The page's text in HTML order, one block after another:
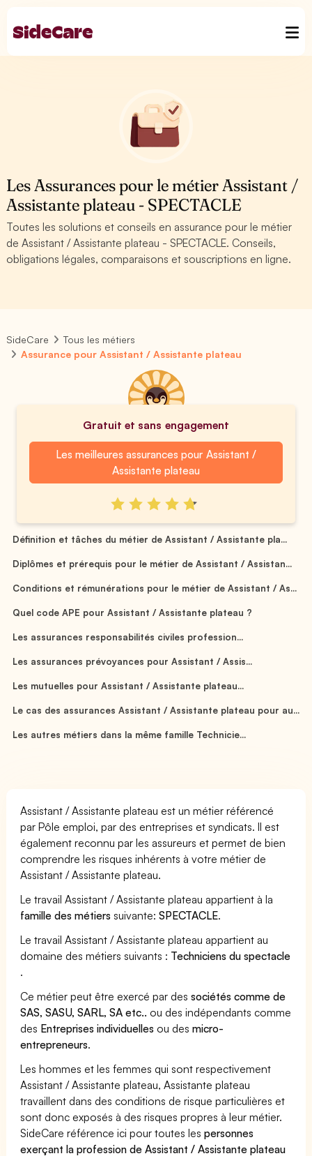
Les Assurances pour le métier Assistant /
Assistante plateau - SPECTACLE
Toutes les solutions et conseils en assurance pour le métier
de Assistant / Assistante plateau - SPECTACLE. Conseils,
obligations légales, comparaisons et souscriptions en ligne.
SideCare
Tous les métiers
Assurance pour Assistant / Assistante plateau
Gratuit et sans engagement
Les meilleures assurances pour Assistant /
Assistante plateau
Définition et tâches du métier de Assistant / Assistante pla...
Diplômes et prérequis pour le métier de Assistant / Assistan...
Conditions et rémunérations pour le métier de Assistant / As...
Quel code APE pour Assistant / Assistante plateau ?
Les assurances responsabilités civiles profession...
Les assurances prévoyances pour Assistant / Assis...
Les mutuelles pour Assistant / Assistante plateau...
Le cas des assurances Assistant / Assistante plateau pour au...
Les autres métiers dans la même famille Technicie...
Assistant / Assistante plateau est un métier référencé
par Pôle emploi, par des entreprises et syndicats. Il est
également reconnu par les assureurs et permet de bien
comprendre les risques inhérents à votre métier de
Assistant / Assistante plateau.
Le travail Assistant / Assistante plateau appartient à la
famille des métiers suivante:SPECTACLE.
Le travail Assistant / Assistante plateau appartient au
domaine des métiers suivants : Techniciens du spectacle
.
Ce métier peut être exercé par dessociétés comme de
SAS, SASU, SARL, SA etc.. ou des indépendants comme
des Entreprises individuelles ou desmicro-
entrepreneurs.
Les hommes et les femmes qui sont respectivement
Assistant / Assistante plateau, Assistante plateau
travaillent dans des conditions de risque particulières et
sont donc exposés à des risques propres à leur métier.
SideCare référence ici pour toutes lespersonnes
exerçant la profession de Assistant / Assistante plateau